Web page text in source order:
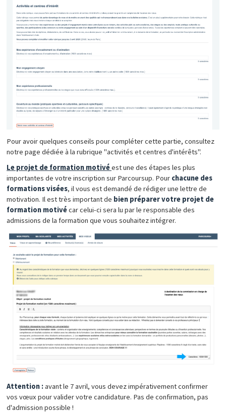
Pour avoir quelques conseils pour compléter cette partie, consultez
notre page dédiée à la rubrique "activités et centres d'intérêts".
Le projet de formation motivéest une des étapes les plus
importantes de votre inscription sur Parcoursup. Pour chacune des
formations visées, il vous est demandé de rédiger une lettre de
motivation. Il est très important de bien préparer votre projet de
formation motivécar celui-ci sera lu par le responsable des
admissions de la formation que vous souhaitez intégrer.
Attention :avant le 7 avril, vous devez impérativement confirmer
vos vœux pour valider votre candidature. Pas de confirmation, pas
d'admission possible !